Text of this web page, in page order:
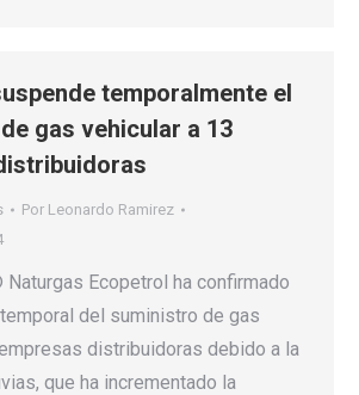
temporalmente el
gas vehicular a 13
Por Leonardo Ramirez
Ecopetrol ha confirmado
del suministro de gas
distribuidoras debido a la
que ha incrementado la